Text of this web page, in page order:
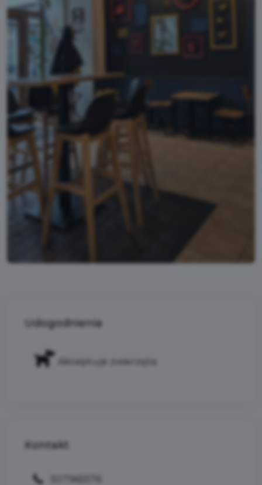
Udogodnienia
Akceptuje zwierzęta
Kontakt